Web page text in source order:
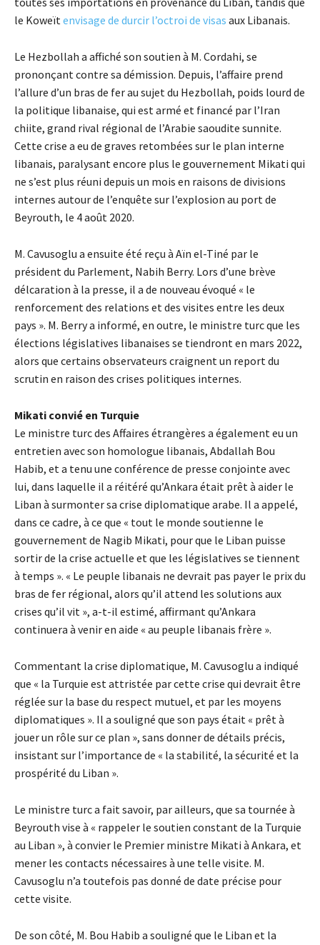
le Koweït envisage de durcir l’octroi de visas aux Libanais.
Le Hezbollah a affiché son soutien à M. Cordahi, se
prononçant contre sa démission. Depuis, l’affaire prend
l’allure d’un bras de fer au sujet du Hezbollah, poids lourd de
la politique libanaise, qui est armé et financé par l’Iran
chiite, grand rival régional de l’Arabie saoudite sunnite.
Cette crise a eu de graves retombées sur le plan interne
libanais, paralysant encore plus le gouvernement Mikati qui
ne s’est plus réuni depuis un mois en raisons de divisions
internes autour de l’enquête sur l’explosion au port de
Beyrouth, le 4 août 2020.
M. Cavusoglu a ensuite été reçu à Aïn el-Tiné par le
président du Parlement, Nabih Berry. Lors d’une brève
délcaration à la presse, il a de nouveau évoqué « le
renforcement des relations et des visites entre les deux
pays ». M. Berry a informé, en outre, le ministre turc que les
élections législatives libanaises se tiendront en mars 2022,
alors que certains observateurs craignent un report du
scrutin en raison des crises politiques internes.
Mikati convié en Turquie
Le ministre turc des Affaires étrangères a également eu un
entretien avec son homologue libanais, Abdallah Bou
Habib, et a tenu une conférence de presse conjointe avec
lui, dans laquelle il a réitéré qu’Ankara était prêt à aider le
Liban à surmonter sa crise diplomatique arabe. Il a appelé,
dans ce cadre, à ce que « tout le monde soutienne le
gouvernement de Nagib Mikati, pour que le Liban puisse
sortir de la crise actuelle et que les législatives se tiennent
à temps ». « Le peuple libanais ne devrait pas payer le prix du
bras de fer régional, alors qu’il attend les solutions aux
crises qu’il vit », a-t-il estimé, affirmant qu’Ankara
continuera à venir en aide « au peuple libanais frère ».
Commentant la crise diplomatique, M. Cavusoglu a indiqué
que « la Turquie est attristée par cette crise qui devrait être
réglée sur la base du respect mutuel, et par les moyens
diplomatiques ». Il a souligné que son pays était « prêt à
jouer un rôle sur ce plan », sans donner de détails précis,
insistant sur l’importance de « la stabilité, la sécurité et la
prospérité du Liban ».
Le ministre turc a fait savoir, par ailleurs, que sa tournée à
Beyrouth vise à « rappeler le soutien constant de la Turquie
au Liban », à convier le Premier ministre Mikati à Ankara, et
mener les contacts nécessaires à une telle visite. M.
Cavusoglu n’a toutefois pas donné de date précise pour
cette visite.
De son côté, M. Bou Habib a souligné que le Liban et la